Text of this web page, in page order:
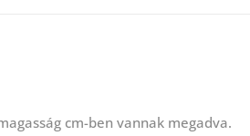
cm-ben vannak megadva.